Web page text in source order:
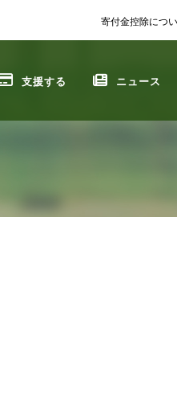
寄付金控除につ
支援する ニュース